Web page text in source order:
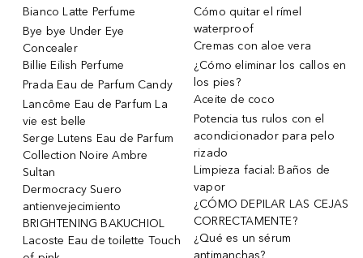
Bianco Latte Perfume
Bye bye Under Eye
Concealer
Billie Eilish Perfume
Prada Eau de Parfum Candy
Lancôme Eau de Parfum La
vie est belle
Serge Lutens Eau de Parfum
Collection Noire Ambre
Sultan
Dermocracy Suero
antienvejecimiento
BRIGHTENING BAKUCHIOL
Lacoste Eau de toilette Touch
Cómo quitar el rímel
waterproof
Cremas con aloe vera
¿Cómo eliminar los callos en
los pies?
Aceite de coco
Potencia tus rulos con el
acondicionador para pelo
rizado
Limpieza facial: Baños de
vapor
¿CÓMO DEPILAR LAS CEJAS
CORRECTAMENTE?
¿Qué es un sérum
antimanchas?